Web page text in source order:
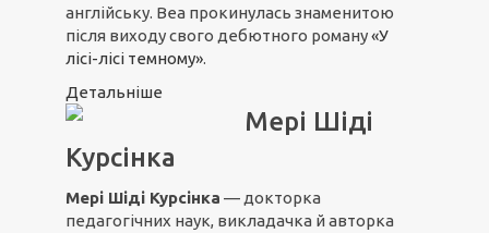
англійську. Веа прокинулась знаменитою
після виходу свого дебютного роману«У
лісі-лісі темному».
Детальніше
Мері Шіді
Курсінка
Мері Шіді Курсінка — докторка
педагогічних наук, викладачка й авторка